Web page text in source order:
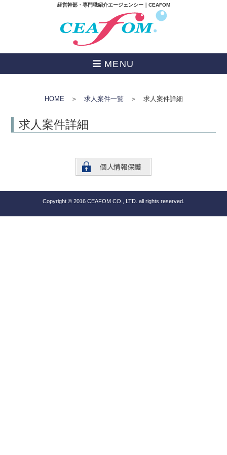
経営幹部・専門職紹介エージェンシー｜CEAFOM
MENU
HOME ＞ 求人案件一覧 ＞ 求人案件詳細
求人案件詳細
Copyright © 2016 CEAFOM CO., LTD. all rights reserved.